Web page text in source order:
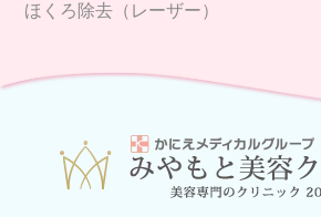
ほくろ除去（レーザー）